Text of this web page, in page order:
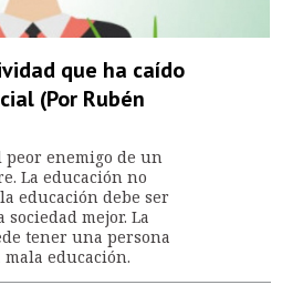
que ha caído
(Por Rubén
enemigo de un
La educación no
educación debe ser
mejor. La
tener una persona
educación.